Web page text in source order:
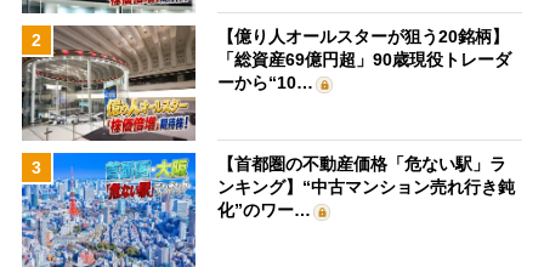
2
【億り人オールスターが狙う20銘柄】
「総資産69億円超」90歳現役トレーダ
ーから“10…
3
【首都圏の不動産価格「危ない駅」ラ
ンキング】“中古マンション売れ行き鈍
化”のワー…